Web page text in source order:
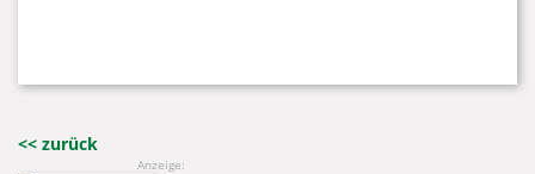
<< zurück
Anzeige: